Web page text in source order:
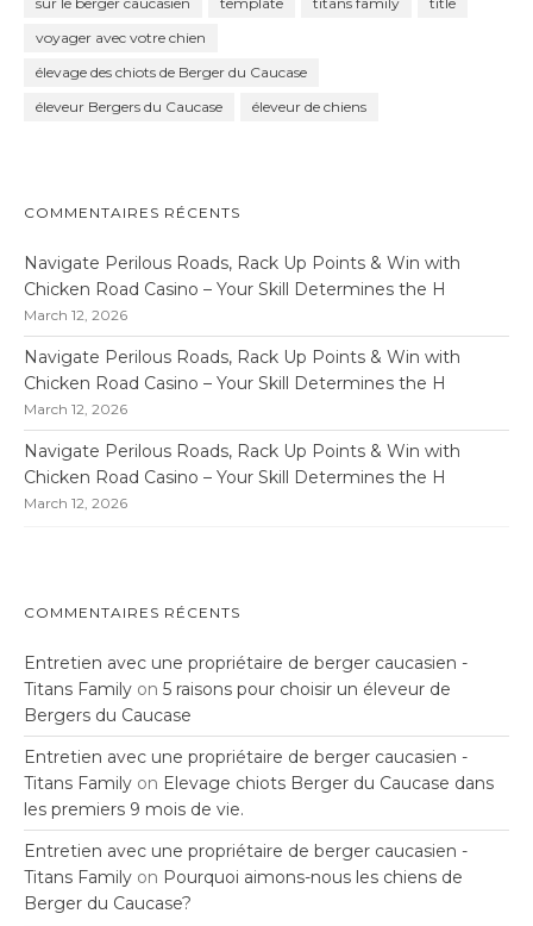
voyager avec votre chien
élevage des chiots de Berger du Caucase
éleveur Bergers du Caucase
éleveur de chiens
COMMENTAIRES RÉCENTS
Navigate Perilous Roads, Rack Up Points & Win with
Chicken Road Casino – Your Skill Determines the H
March 12, 2026
Navigate Perilous Roads, Rack Up Points & Win with
Chicken Road Casino – Your Skill Determines the H
March 12, 2026
Navigate Perilous Roads, Rack Up Points & Win with
Chicken Road Casino – Your Skill Determines the H
March 12, 2026
COMMENTAIRES RÉCENTS
Entretien avec une propriétaire de berger caucasien -
Titans Family on 5 raisons pour choisir un éleveur de
Bergers du Caucase
Entretien avec une propriétaire de berger caucasien -
Titans Family on Elevage chiots Berger du Caucase dans
les premiers 9 mois de vie.
Entretien avec une propriétaire de berger caucasien -
Titans Family on Pourquoi aimons-nous les chiens de
Berger du Caucase?